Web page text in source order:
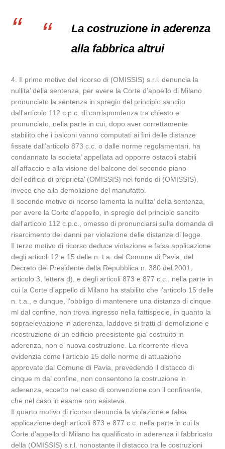
La costruzione in aderenza
alla fabbrica altrui
4. Il primo motivo del ricorso di (OMISSIS) s.r.l. denuncia la
nullita’ della sentenza, per avere la Corte d’appello di Milano
pronunciato la sentenza in spregio del principio sancito
dall’articolo 112 c.p.c. di corrispondenza tra chiesto e
pronunciato, nella parte in cui, dopo aver correttamente
stabilito che i balconi vanno computati ai fini delle distanze
fissate dall’articolo 873 c.c. o dalle norme regolamentari, ha
condannato la societa’ appellata ad opporre ostacoli stabili
all’affaccio e alla visione del balcone del secondo piano
dell’edificio di proprieta’ (OMISSIS) nel fondo di (OMISSIS),
invece che alla demolizione del manufatto.
Il secondo motivo di ricorso lamenta la nullita’ della sentenza,
per avere la Corte d’appello, in spregio del principio sancito
dall’articolo 112 c.p.c., omesso di pronunciarsi sulla domanda di
risarcimento dei danni per violazione delle distanze di legge.
Il terzo motivo di ricorso deduce violazione e falsa applicazione
degli articoli 12 e 15 delle n. t.a. del Comune di Pavia, del
Decreto del Presidente della Repubblica n. 380 del 2001,
articolo 3, lettera d), e degli articoli 873 e 877 c.c., nella parte in
cui la Corte d’appello di Milano ha stabilito che l’articolo 15 delle
n. t.a., e dunque, l’obbligo di mantenere una distanza di cinque
ml dal confine, non trova ingresso nella fattispecie, in quanto la
sopraelevazione in aderenza, laddove si tratti di demolizione e
ricostruzione di un edificio preesistente gia’ costruito in
aderenza, non e’ nuova costruzione. La ricorrente rileva
evidenzia come l’articolo 15 delle norme di attuazione
approvate dal Comune di Pavia, prevedendo il distacco di
cinque m dal confine, non consentono la costruzione in
aderenza, eccetto nel caso di convenzione con il confinante,
che nel caso in esame non esisteva.
Il quarto motivo di ricorso denuncia la violazione e falsa
applicazione degli articoli 873 e 877 c.c. nella parte in cui la
Corte d’appello di Milano ha qualificato in aderenza il fabbricato
della (OMISSIS) s.r.l. nonostante il distacco tra le costruzioni